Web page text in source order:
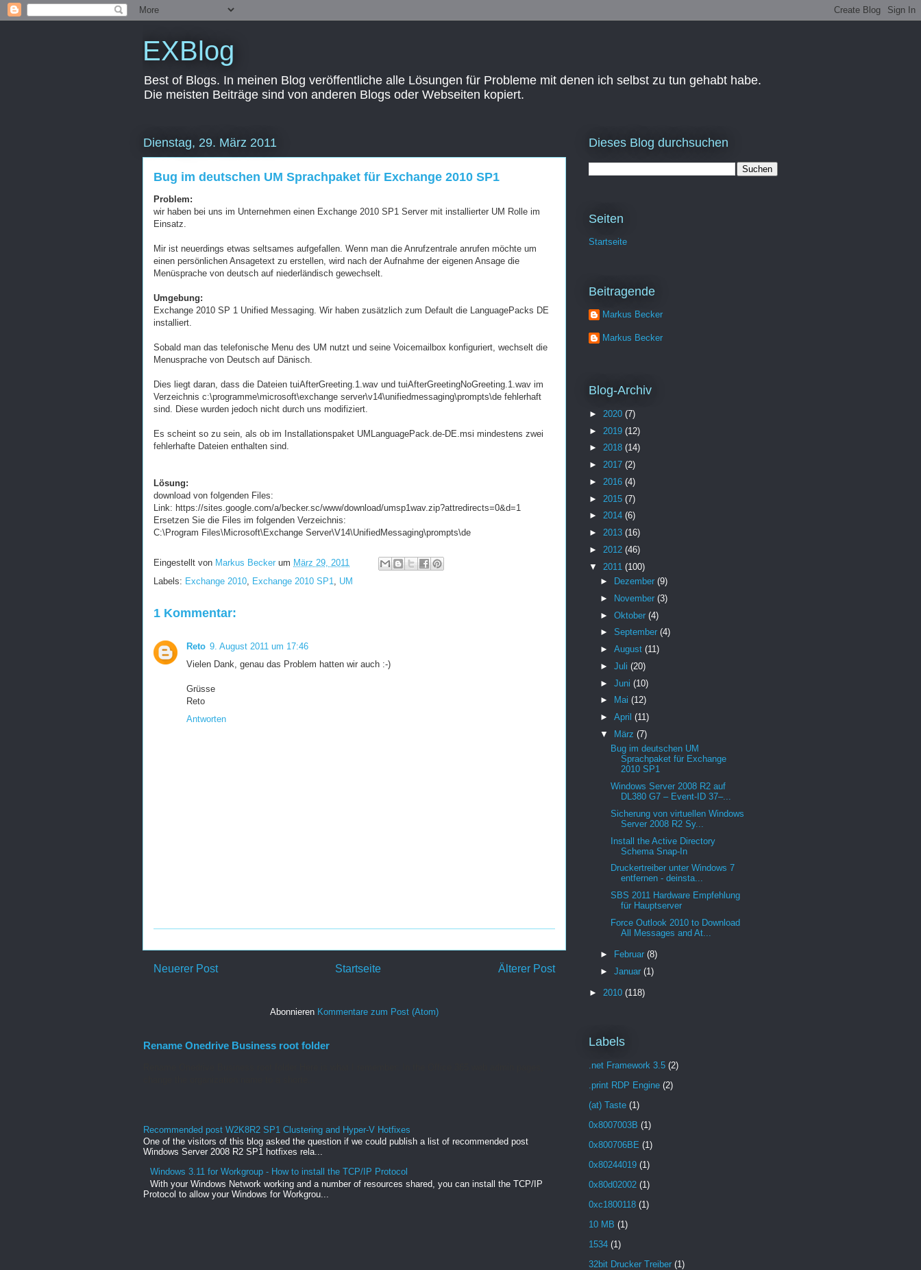
EXBlog
Best of Blogs. In meinen Blog veröffentliche alle Lösungen für Probleme mit denen ich selbst zu tun gehabt habe.
Die meisten Beiträge sind von anderen Blogs oder Webseiten kopiert.
Dienstag, 29. März 2011
Bug im deutschen UM Sprachpaket für Exchange 2010 SP1
Problem:
wir haben bei uns im Unternehmen einen Exchange 2010 SP1 Server mit installierter UM Rolle im
Einsatz.
Mir ist neuerdings etwas seltsames aufgefallen. Wenn man die Anrufzentrale anrufen möchte um
einen persönlichen Ansagetext zu erstellen, wird nach der Aufnahme der eigenen Ansage die
Menüsprache von deutsch auf niederländisch gewechselt.
Umgebung:
Exchange 2010 SP 1 Unified Messaging. Wir haben zusätzlich zum Default die LanguagePacks DE
installiert.
Sobald man das telefonische Menu des UM nutzt und seine Voicemailbox konfiguriert, wechselt die
Menusprache von Deutsch auf Dänisch.
Dies liegt daran, dass die Dateien tuiAfterGreeting.1.wav und tuiAfterGreetingNoGreeting.1.wav im
Verzeichnis c:\programme\microsoft\exchange server\v14\unifiedmessaging\prompts\de fehlerhaft
sind. Diese wurden jedoch nicht durch uns modifiziert.
Es scheint so zu sein, als ob im Installationspaket UMLanguagePack.de-DE.msi mindestens zwei
fehlerhafte Dateien enthalten sind.
Lösung:
download von folgenden Files:
Link: https://sites.google.com/a/becker.sc/www/download/umsp1wav.zip?attredirects=0&d=1
Ersetzen Sie die Files im folgenden Verzeichnis:
C:\Program Files\Microsoft\Exchange Server\V14\UnifiedMessaging\prompts\de
Eingestellt von Markus Becker um März 29, 2011
Labels: Exchange 2010, Exchange 2010 SP1, UM
1 Kommentar:
Reto 9. August 2011 um 17:46
Vielen Dank, genau das Problem hatten wir auch :-)
Grüsse
Reto
Antworten
Neuerer Post Älterer Post
Startseite
Abonnieren Kommentare zum Post (Atom)
Rename Onedrive Business root folder
Recommended post W2K8R2 SP1 Clustering and Hyper-V Hotfixes
One of the visitors of this blog asked the question if we could publish a list of recommended post
Windows Server 2008 R2 SP1 hotfixes rela...
Windows 3.11 for Workgroup - How to install the TCP/IP Protocol
With your Windows Network working and a number of resources shared, you can install the TCP/IP
Protocol to allow your Windows for Workgrou...
Dieses Blog durchsuchen
Seiten
Startseite
Beitragende
Markus Becker
Markus Becker
Blog-Archiv
► 2020 (7)
► 2019 (12)
► 2018 (14)
► 2017 (2)
► 2016 (4)
► 2015 (7)
► 2014 (6)
► 2013 (16)
► 2012 (46)
▼ 2011 (100)
►
Dezember (9)
►
November (3)
► Oktober (4)
► September (4)
► August (11)
► Juli (20)
► Juni (10)
►
Mai (12)
► April (11)
▼
März (7)
Bug im deutschen UM
Sprachpaket für Exchange
2010 SP1
Windows Server 2008 R2 auf
DL380 G7 – Event-ID 37–...
Sicherung von virtuellen Windows
Server 2008 R2 Sy...
Install the Active Directory
Schema Snap-In
Druckertreiber unter Windows 7
entfernen - deinsta...
SBS 2011 Hardware Empfehlung
für Hauptserver
Force Outlook 2010 to Download
All Messages and At...
► Februar (8)
► Januar (1)
► 2010 (118)
Labels
.net Framework 3.5 (2)
.print RDP Engine (2)
(at) Taste (1)
0x8007003B (1)
0x800706BE (1)
0x80244019 (1)
0x80d02002 (1)
0xc1800118 (1)
10 MB (1)
1534 (1)
32bit Drucker Treiber (1)